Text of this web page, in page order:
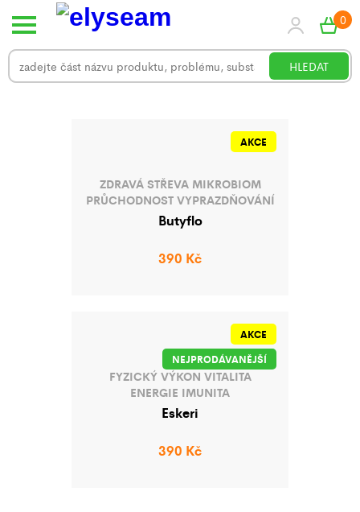
HLEDAT
0
AKCE
ZDRAVÁ STŘEVA MIKROBIOM
PRŮCHODNOST VYPRAZDŇOVÁNÍ
METABOLISMUS
LACTOBACILLUS RHAMNOSUS
ASTAXANTHIN PO ANTIBIOTICÍCH
Butyflo
390 Kč
AKCE
NEJPRODÁVANĚJŠÍ
FYZICKÝ VÝKON VITALITA
ENERGIE IMUNITA
MENTÁLNÍ VÝKON
Eskeri
390 Kč